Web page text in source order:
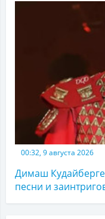
00:32, 9 августа 2026
Димаш
песни и